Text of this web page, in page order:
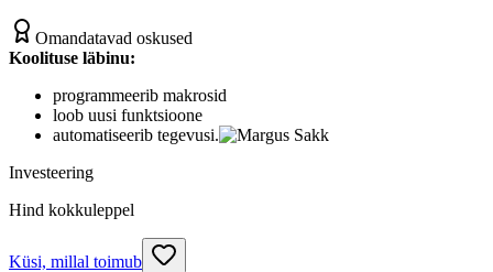
Omandatavad oskused
Koolituse läbinu:
programmeerib makrosid
loob uusi funktsioone
automatiseerib tegevusi.
Investeering
Hind kokkuleppel
Küsi, millal toimub